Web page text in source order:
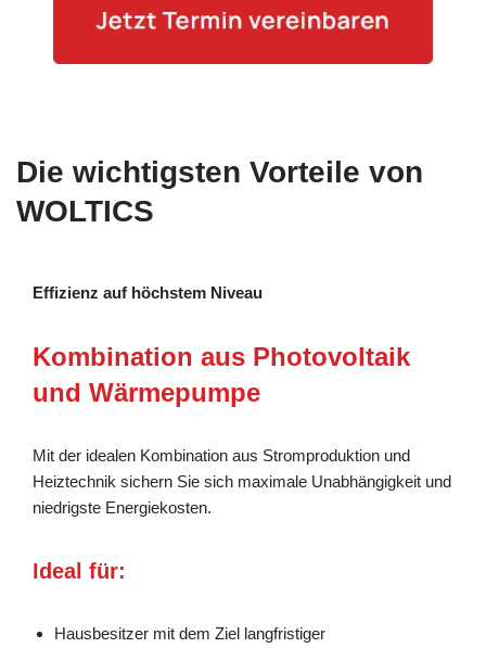
Die wichtigsten Vorteile von
WOLTICS
Effizienz auf höchstem Niveau
Kombination aus Photovoltaik
und Wärmepumpe
Mit der idealen Kombination aus Stromproduktion und
Heiztechnik sichern Sie sich maximale Unabhängigkeit und
niedrigste Energiekosten.
Ideal für:
Hausbesitzer mit dem Ziel langfristiger